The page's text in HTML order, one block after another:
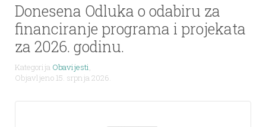
Donesena Odluka o odabiru za
financiranje programa i projekata
za 2026. godinu.
Kategorija Obavijesti,
Objavljeno 15. srpnja 2026.